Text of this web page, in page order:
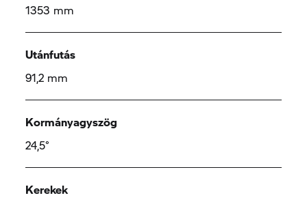
1353 mm
Utánfutás
91,2 mm
Kormányagyszög
24,5°
Kerekek